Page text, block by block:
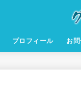
プロフィール お